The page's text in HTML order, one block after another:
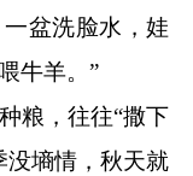
盆洗脸水，娃
牛羊。”
粮，往往“撒下
没墒情，秋天就